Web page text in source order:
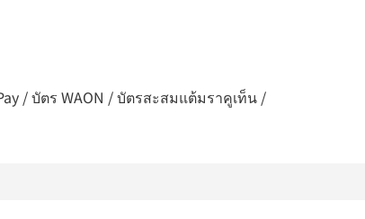
/ บัตร WAON / บัตรสะสมแต้มราคูเท็น /